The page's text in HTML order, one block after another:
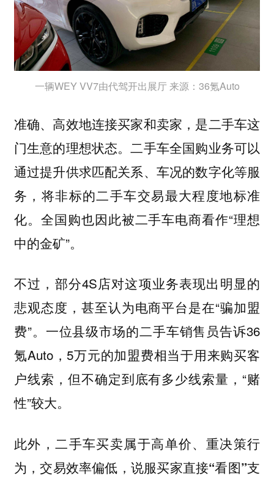
一辆WEY VV7由代驾开出展厅 来源：36氪Auto
准确、高效地连接买家和卖家，是二手车这
门生意的理想状态。二手车全国购业务可以
通过提升供求匹配关系、车况的数字化等服
务，将非标的二手车交易最大程度地标准
化。全国购也因此被二手车电商看作“理想
中的金矿”。
不过，部分4S店对这项业务表现出明显的
悲观态度，甚至认为电商平台是在“骗加盟
费”。一位县级市场的二手车销售员告诉36
氪Auto，5万元的加盟费相当于用来购买客
户线索，但不确定到底有多少线索量，“赌
性”较大。
此外，二手车买卖属于高单价、重决策行
为，交易效率偏低，说服买家直接“看图”支